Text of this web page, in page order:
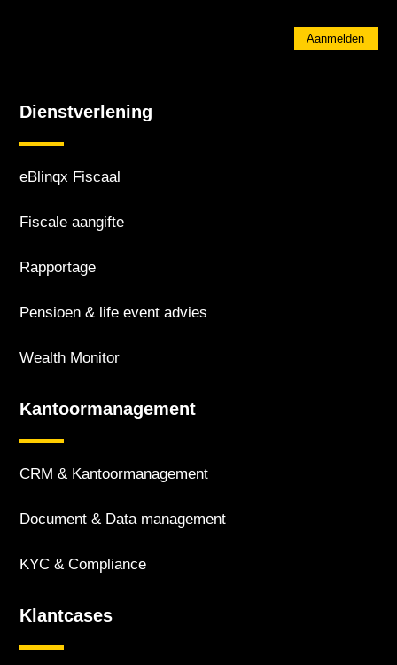
Aanmelden
Dienstverlening
eBlinqx Fiscaal
Fiscale aangifte
Rapportage
Pensioen & life event advies
Wealth Monitor
Kantoor­management
CRM & Kantoor­management
Document & Data management
KYC & Compliance
Klantcases